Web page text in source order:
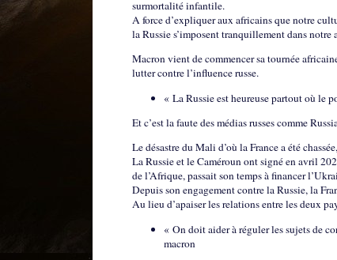
surmortalité infantile.
A force d’expliquer aux africains que notre
la Russie s’imposent tranquillement dans
Macron vient de commencer sa tournée
lutter contre l’influence russe.
« La Russie est heureuse partout où le
Et c’est la faute des médias russes comme
Le désastre du Mali d’où la France a été
La Russie et le Caméroun ont signé en avril
de l’Afrique, passait son temps à financer
Depuis son engagement contre la Russie, la
Au lieu d’apaiser les relations entre les deux
« On doit aider à réguler les sujets de
macron